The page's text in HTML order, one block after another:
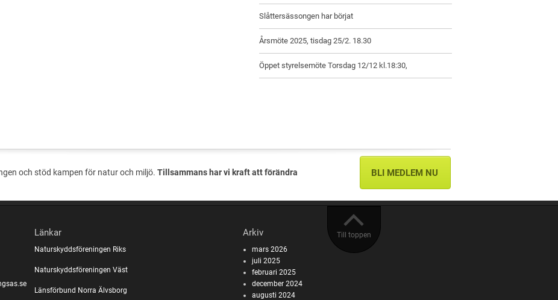
Slåttersässongen har börjat
Årsmöte 2025, tisdag 25/2. 18.30
Öppet styrelsemöte Torsdag 12/12 kl.18:30,
och stöd kampen för natur och miljö. Tillsammans har vi kraft att förändra BLI MEDLEM NU
Till toppen
Länkar
Naturskyddsföreningen Riks
Naturskyddsföreningen Väst
Länsförbund Norra Älvsborg
Arkiv
mars 2026
juli 2025
februari 2025
december 2024
augusti 2024